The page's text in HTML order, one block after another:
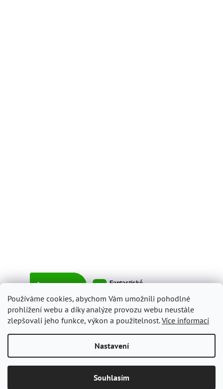
Používáme cookies, abychom Vám umožnili pohodlné
prohlížení webu a díky analýze provozu webu neustále
zlepšovali jeho funkce, výkon a použitelnost.Více informací
Nastavení
Souhlasím
Copyright 2026ItalyShop.cz. Všechna práva vyhrazena.Upravit
nastavení cookies